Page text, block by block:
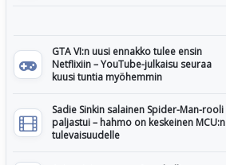
GTA VI:n uusi ennakko tulee ensin
Netflixiin – YouTube-julkaisu seuraa
kuusi tuntia myöhemmin
Sadie Sinkin salainen Spider-Man-rooli
paljastui – hahmo on keskeinen MCU:n
tulevaisuudelle